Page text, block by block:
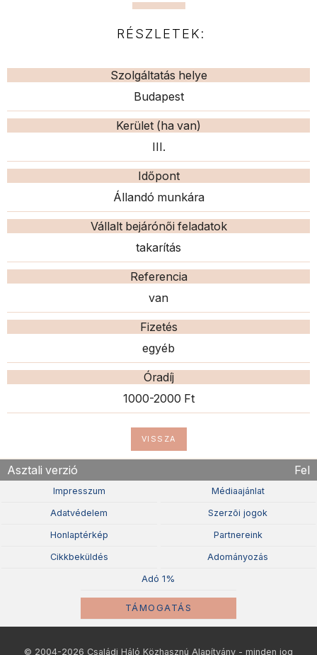
RÉSZLETEK:
Szolgáltatás helye
Budapest
Kerület (ha van)
III.
Időpont
Állandó munkára
Vállalt bejárónői feladatok
takarítás
Referencia
van
Fizetés
egyéb
Óradíj
1000-2000 Ft
VISSZA
Asztali verzió Fel
Impresszum Médiaajánlat
Adatvédelem Szerzõi jogok
Honlaptérkép Partnereink
Cikkbeküldés Adományozás
Adó 1%
TÁMOGATÁS
© 2004-2026 Családi Háló Közhasznú Alapítvány - minden jog